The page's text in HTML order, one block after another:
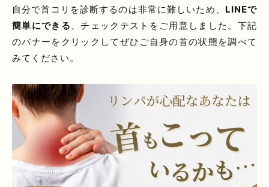
自分で首コリを診断するのは非常に難しいため、 LINEで
簡単にできる 、チェックテストをご用意しました。下記
のバナーをクリックしてぜひご自身の首の状態を調べて
みてください。